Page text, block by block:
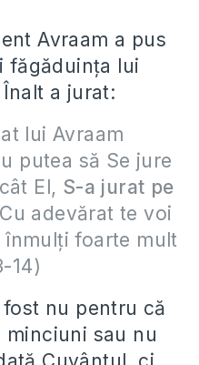
Avraam a pus
făgăduinţa lui
a jurat:
lui Avraam
putea să Se jure
El, S-a jurat pe
adevărat te voi
foarte mult
14)
nu pentru că
minciuni sau nu